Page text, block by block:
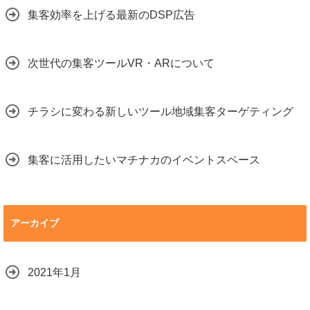
集客効率を上げる最新のDSP広告
次世代の集客ツールVR・ARについて
チラシに変わる新しいツール地域集客ターゲティング
集客に活用したいマチナカのイベントスペース
アーカイブ
2021年1月